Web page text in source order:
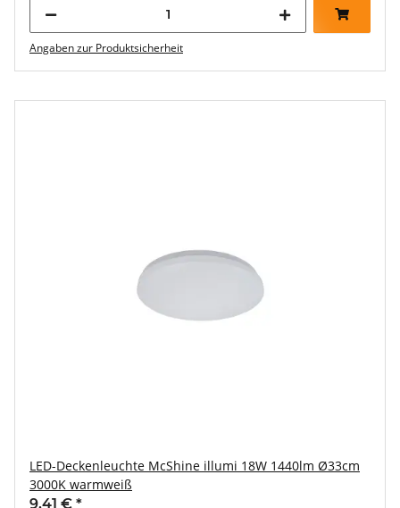
Angaben zur Produktsicherheit
LED-Deckenleuchte McShine illumi 18W 1440lm Ø33cm
3000K warmweiß
9,41 € *